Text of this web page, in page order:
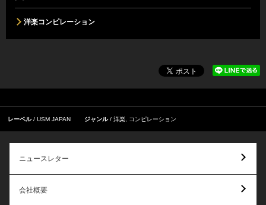
洋楽コンピレーション
レーベル USM JAPAN ジャンル 洋楽 コンピレーション
ニュースレター
会社概要